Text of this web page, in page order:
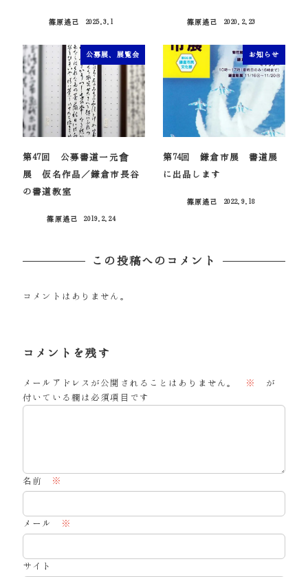
篠原遙己
2025.3.1
篠原遙己
2020.2.23
公募展、展覧会
第47回 公募書道一元會
展 仮名作品／鎌倉市長谷
の書道教室
篠原遙己
2019.2.24
お知らせ
第74回 鎌倉市展 書道展
に出品します
篠原遙己
2022.9.18
この投稿へのコメント
コメントはありません。
コメントを残す
メールアドレスが公開されることはありません。 ※
が
付いている欄は必須項目です
名前 ※
メール ※
サイト